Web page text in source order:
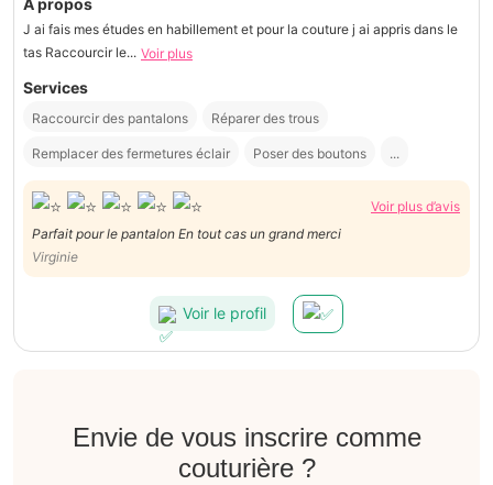
À propos
J ai fais mes études en habillement et pour la couture j ai appris dans le
tas Raccourcir le... Voir plus
Services
Raccourcir des pantalons Réparer des trous
Remplacer des fermetures éclair Poser des boutons ...
Voir plus d’avis
Parfait pour le pantalon En tout cas un grand merci
Virginie
Voir le profil
Envie de vous inscrire comme
couturière ?